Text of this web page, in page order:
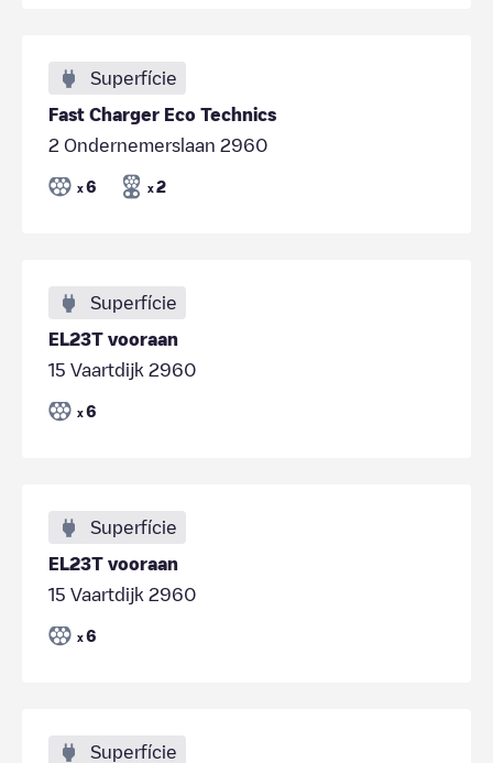
Superfície
Fast Charger Eco Technics
2 Ondernemerslaan 2960
x 6 x 2
Superfície
EL23T vooraan
15 Vaartdijk 2960
x 6
Superfície
EL23T vooraan
15 Vaartdijk 2960
x 6
Superfície